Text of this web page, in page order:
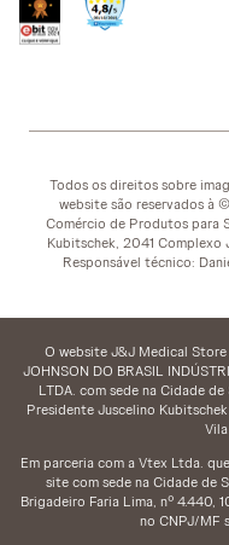
Todos os direitos sobre
website são reservados à
Comércio de Produtos para
Kubitschek, 2041 Complexo
Responsável técnico:
O website J&J Medical
JOHNSON DO BRASIL
LTDA. com sede na Cidade
Presidente Juscelino
Em parceria com a Vtex Ltda.
site com sede na Cidade de
Brigadeiro Faria Lima, nº 4.440,
no CNPJ/MF